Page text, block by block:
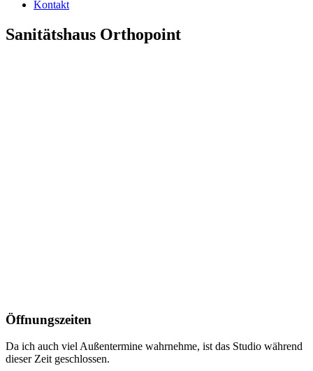
Kontakt
Sanitätshaus Orthopoint
Öffnungszeiten
Da ich auch viel Außentermine wahrnehme, ist das Studio während
dieser Zeit geschlossen.